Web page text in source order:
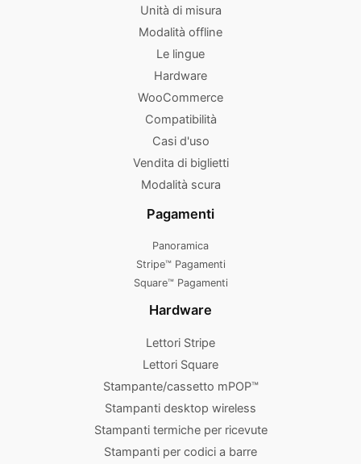
Unità di misura
Modalità offline
Le lingue
Hardware
WooCommerce
Compatibilità
Casi d'uso
Vendita di biglietti
Modalità scura
Pagamenti
Panoramica
Stripe™ Pagamenti
Square™ Pagamenti
Hardware
Lettori Stripe
Lettori Square
Stampante/cassetto mPOP™
Stampanti desktop wireless
Stampanti termiche per ricevute
Stampanti per codici a barre